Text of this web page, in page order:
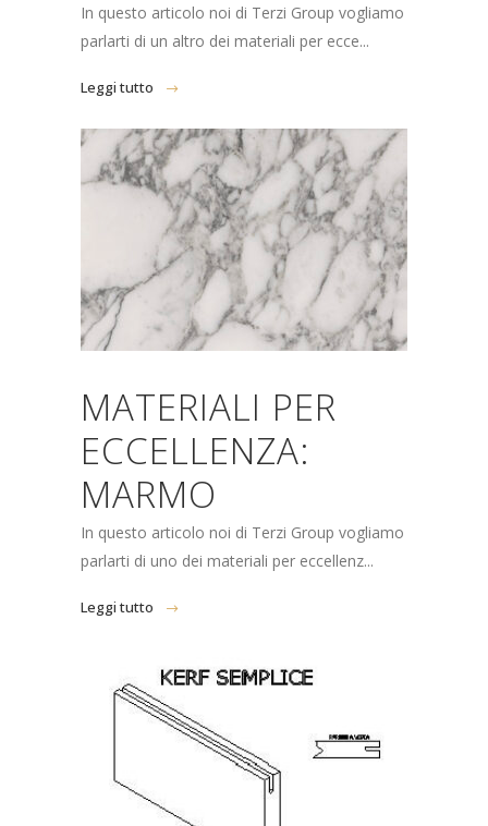
In questo articolo noi di Terzi Group vogliamo
parlarti di un altro dei materiali per ecce...
Leggi tutto
MATERIALI PER
ECCELLENZA:
MARMO
In questo articolo noi di Terzi Group vogliamo
parlarti di uno dei materiali per eccellenz...
Leggi tutto